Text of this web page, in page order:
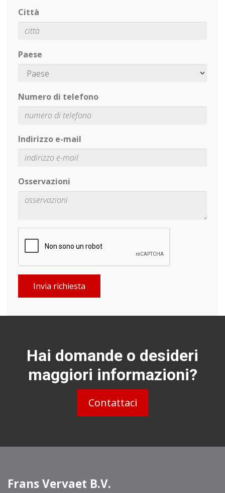
Città
Paese
Numero di telefono
Indirizzo e-mail
Osservazioni
Invia richiesta
Hai domande o desideri
maggiori informazioni?
Contattaci
Frans Vervaet B.V.